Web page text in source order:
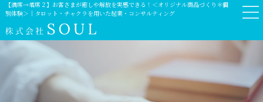
【満席→増席２】お客さまが癒しや解放を実感できる！＜オリジナル商品づくり＊個
別体験＞｜タロット・チャクラを用いた起業・コンサルティング